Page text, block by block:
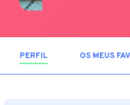
PERFIL (SEPARADOROS MEUS